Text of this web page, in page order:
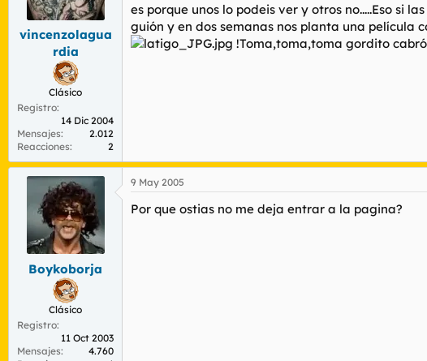
vincenzolagua
rdia
Clásico
Registro
14 Dic 2004
Mensajes
2.012
Reacciones
2
es porque unos lo podeis ver y otros no.....Eso si
guión y en dos semanas nos planta una película
!Toma,toma,toma gordito
Boykoborja
Clásico
Registro
11 Oct 2003
Mensajes
4.760
9 May 2005
Por que ostias no me deja entrar a la pagina?